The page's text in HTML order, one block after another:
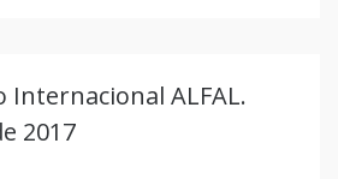
Internacional ALFAL.
2017